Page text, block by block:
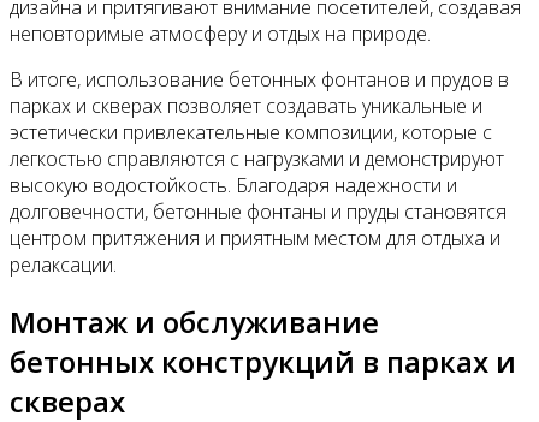
дизайна и притягивают внимание посетителей, создавая
неповторимые атмосферу и отдых на природе.
В итоге, использование бетонных фонтанов и прудов в
парках и скверах позволяет создавать уникальные и
эстетически привлекательные композиции, которые с
легкостью справляются с нагрузками и демонстрируют
высокую водостойкость. Благодаря надежности и
долговечности, бетонные фонтаны и пруды становятся
центром притяжения и приятным местом для отдыха и
релаксации.
Монтаж и обслуживание
бетонных конструкций в парках и
скверах